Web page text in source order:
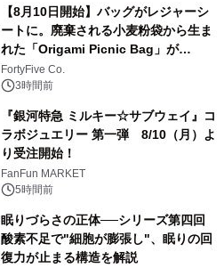
【8月10日開始】バッグがレジャーシ
ートに。廃棄される小麦粉袋から生ま
れた「Origami Picnic Bag」が
Makuakeに登場
FortyFive Co.
3時間前
『銀河特急 ミルキー☆サブウェイ』コ
ラボジュエリー 第一弾 8/10（月）よ
り受注開始！
FanFun MARKET
5時間前
眠りづらさの正体──シリーズ第四回
酸素不足で"細胞が膨張し"、眠りの回
復力が止まる構造を解説